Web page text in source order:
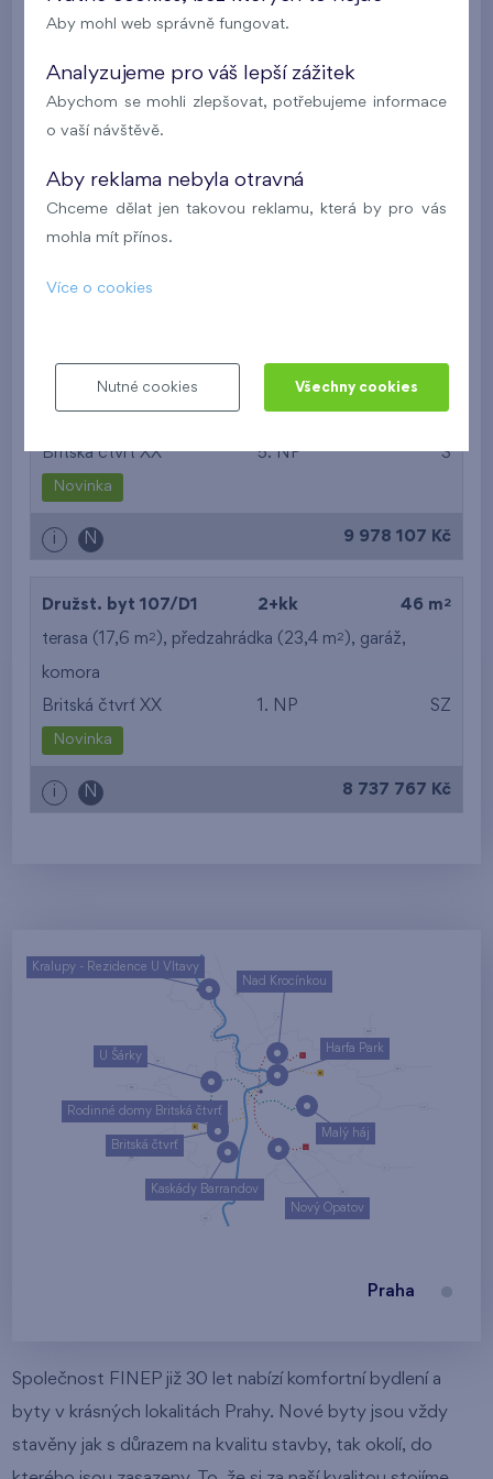
i N 9 471 420 Kč
balkon (9,7 m ), garáž
Britská čtvrť XX
Družst. byt 528/D2 2+kk 52,7 m
Britská čtvrť XX 5. NP S
Novinka
i N 9 978 107 Kč
Družst. byt 107/D1 2+kk 46 m 2
terasa (17,6 m2 ), předzahrádka (23,4 m2 ), garáž,
komora
Britská čtvrť XX 1. NP SZ
Novinka
i N 8 737 767 Kč
Nový Opatov
Malý háj
U Šárky
Kaskády Barrandov
Harfa Park
Nad Krocínkou
Rodinné domy Britská čtvrť
Britská čtvrť
Kralupy - Rezidence U Vltavy
Praha
Společnost FINEP již 30 let nabízí komfortní bydlení a
byty v krásných lokalitách Prahy. Nové byty jsou vždy
stavěny jak s důrazem na kvalitu stavby, tak okolí, do
Aby mohl web správně fungovat.
Analyzujeme pro váš lepší zážitek
Abychom se mohli zlepšovat, potřebujeme informace
o vaší návštěvě.
Aby reklama nebyla otravná
Chceme dělat jen takovou reklamu, která by pro vás
mohla mít přínos.
Více o cookies
Nutné cookies Všechny cookies